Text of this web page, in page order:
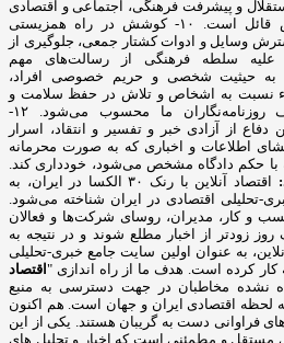
و پیشرفت فرهنگی، اجتماعی و اقتصادی
ملت‌ها و فرهنگ‌ها، احترام خاص قائل است. ۱۰- کوشش در راه همزیستی
وسایل و ادوات کشتار جمعی، جلوگیری از
علیه سلطه فرهنگی از رسالت‌های مهم
است. ۱۱- احترام به حیثیت شخصی و حریم خصوصی افراد،
نسبت به اشخاص و تلاش در حفظ سلامت و
آرامش روانی جامعه از وظایف روزنامه‌نگاران ما محسوب می‌شود. ۱۲-
از آزادی خبر و تفسیر و انتقاد، اسرار
اطلاعات و اخباری که به صورت محرمانه
حکم دادگاه مشخص می‌شود، خودداری کند.
اقتصاد آنلاین با رنک ۳۰ الکسا در ایران، به
تحلیلی اقتصادی در ایران شناخته می‌شود.
و کار، مدیران، روسای شرکت‌ها و فعالان
زودتر از اخبار مطلع شوند و در نتیجه به
به عنوان اولین سایت جامع خبری-تحلیلی
اقتصاد
نشده مخاطبان در جهت دسترسی به منبع
لحظه اقتصادی ایران و جهان است. هم اکنون
فراوانی دست به گریبان هستند. یکی از این
مستقل و مطمئنی است که اخبار و تحلیل های